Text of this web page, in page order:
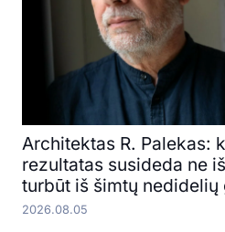
Architektas R. Palekas:
rezultatas susideda ne
turbūt iš šimtų nedidelių
2026.08.05